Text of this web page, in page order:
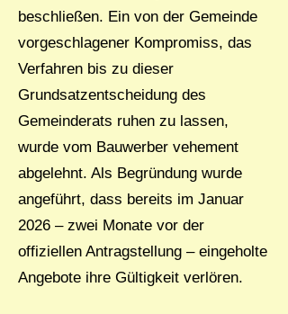
beschließen. Ein von der Gemeinde
vorgeschlagener Kompromiss, das
Verfahren bis zu dieser
Grundsatzentscheidung des
Gemeinderats ruhen zu lassen,
wurde vom Bauwerber vehement
abgelehnt. Als Begründung wurde
angeführt, dass bereits im Januar
2026 – zwei Monate vor der
offiziellen Antragstellung – eingeholte
Angebote ihre Gültigkeit verlören.